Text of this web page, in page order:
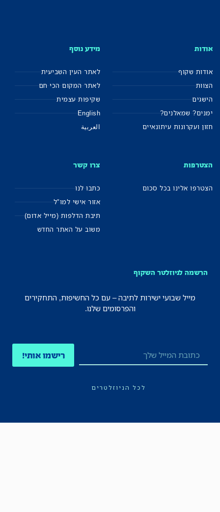
אודות
אודות שקוף
הצוות
הישגים
ימנים? שמאלנים?
חזון ועקרונות עיתונאיים
מידע נוסף
לאתר העין השביעית
לאתר המקום הכי חם
שקיפות עצמית
English
العربية
הצטרפות
הצטרפו אלינו בכל סכום
צרו קשר
כתבו לנו
אזור אישי למו"ל
תיבת הדלפות (מייל אדום)
משוב על האתר החדש
הרשמה לניוזלטר השקוף
מייל שבועי ישירות לתיבה – עם כל החשיפות, התחקירים
והפרסומים שלנו.
רישמו אותי!
לכל הניוזלטרים